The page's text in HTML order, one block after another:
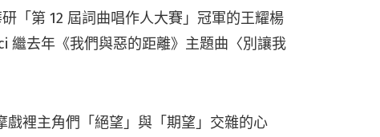
「第 12 屆詞曲唱作人大賽」冠軍的王耀楊
繼去年《我們與惡的距離》主題曲〈別讓我
裡主角們「絕望」與「期望」交雜的心